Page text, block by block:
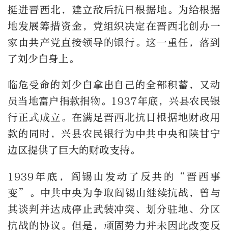
挺进晋西北，建立敌后抗日根据地。为给根据
地发展筹措资金，党组织决定在晋西北创办一
家由共产党直接领导的银行。这一重任，落到
了刘少白身上。
临危受命的刘少白拿出自己的全部积蓄，又动
员当地富户捐款捐物。1937年底，兴县农民银
行正式成立。在满足晋西北抗日根据地财政用
款的同时，兴县农民银行为中共中央和陕甘宁
边区提供了巨大的财政支持。
1939年底，阎锡山发动了反共的“晋西事
变”。中共中央为争取阎锡山继续抗战，曾与
其谈判并达成停止武装冲突、划分驻地、分区
抗战的协议。但是，顽固势力并未因此改变反